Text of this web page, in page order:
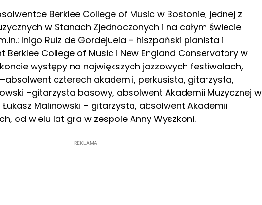
Berklee College of Music w Bostonie, jednej z
w Stanach Zjednoczonych i na całym świecie
Inigo Ruiz de Gordejuela – hiszpański pianista i
Berklee College of Music i New England Conservatory w
występy na największych jazzowych festiwalach,
–absolwent czterech akademii, perkusista, gitarzysta,
–gitarzysta basowy, absolwent Akademii Muzycznej w
Malinowski – gitarzysta, absolwent Akademii
od wielu lat gra w zespole Anny Wyszkoni.
REKLAMA